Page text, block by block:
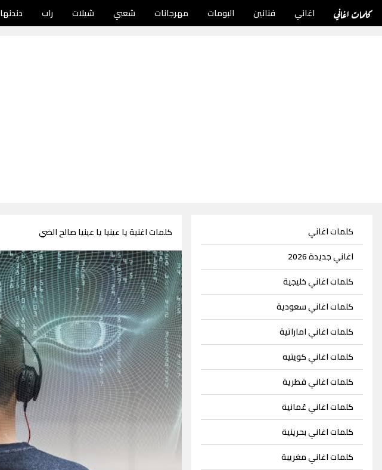
كلمات اغاني اغاني فنانين البومات مهرجانات شعبي شيلات راب دندنها
كلمات اغاني
اغاني جديدة 2026
كلمات اغاني خليجية
كلمات اغاني سعودية
كلمات اغاني اماراتية
كلمات اغاني كويتيه
كلمات اغاني قطرية
كلمات اغاني عُمانية
كلمات اغاني بحرينية
كلمات اغاني مغريبة
كلمات اغنية يا عينيا يا عينيا صالح الضي